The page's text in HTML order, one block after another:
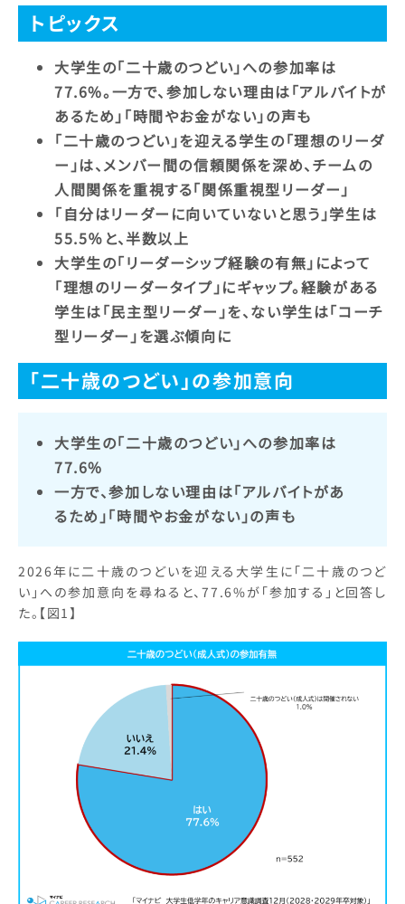
トピックス
大学生の「二十歳のつどい」への参加率は
77.6%。一方で、参加しない理由は「アルバイトが
あるため」「時間やお金がない」の声も
「二十歳のつどい」を迎える学生の「理想のリーダ
ー」は、メンバー間の信頼関係を深め、チームの
人間関係を重視する「関係重視型リーダー」
「自分はリーダーに向いていないと思う」学生は
55.5％と、半数以上
大学生の「リーダーシップ経験の有無」によって
「理想のリーダータイプ」にギャップ。経験がある
学生は「民主型リーダー」を、ない学生は「コーチ
型リーダー」を選ぶ傾向に
「二十歳のつどい」の参加意向
大学生の「二十歳のつどい」への参加率は
77.6%
一方で、参加しない理由は「アルバイトがあ
るため」「時間やお金がない」の声も
2026年に二十歳のつどいを迎える大学生に「二十歳のつど
い」への参加意向を尋ねると、77.6%が「参加する」と回答し
た。【図1】